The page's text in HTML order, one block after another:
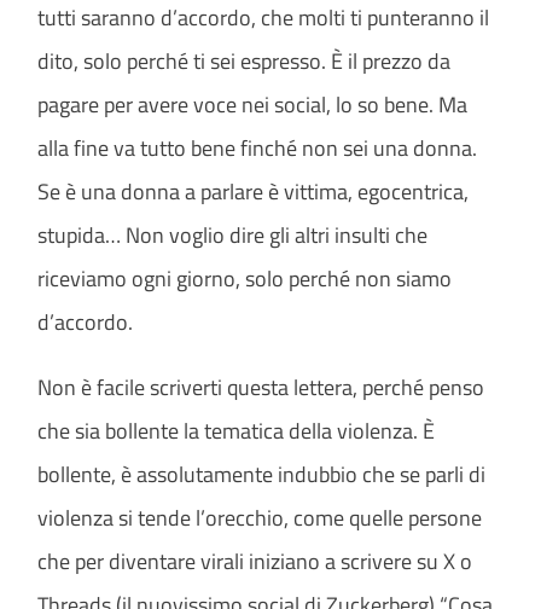
tutti saranno d’accordo, che molti ti punteranno il
dito, solo perché ti sei espresso. È il prezzo da
pagare per avere voce nei social, lo so bene. Ma
alla fine va tutto bene finché non sei una donna.
Se è una donna a parlare è vittima, egocentrica,
stupida… Non voglio dire gli altri insulti che
riceviamo ogni giorno, solo perché non siamo
d’accordo.
Non è facile scriverti questa lettera, perché penso
che sia bollente la tematica della violenza. È
bollente, è assolutamente indubbio che se parli di
violenza si tende l’orecchio, come quelle persone
che per diventare virali iniziano a scrivere su X o